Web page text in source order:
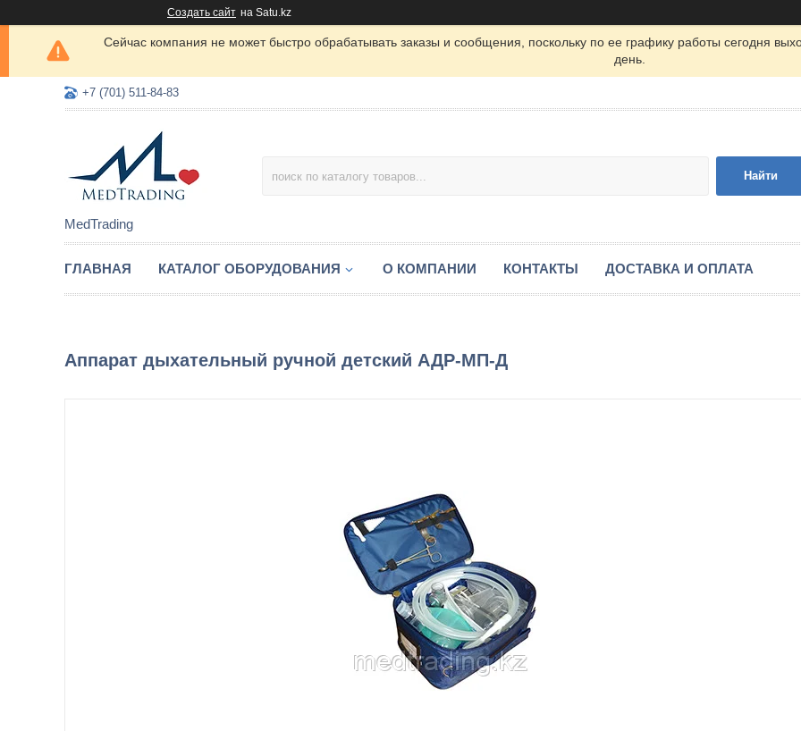
Создать сайт на Satu.kz
Сейчас компания не может быстро обрабатывать заказы и сообщения, поскольку по ее графику работы сегодня
день.
+7 (701) 511-84-83
MedTrading
Найти
ГЛАВНАЯ КАТАЛОГ ОБОРУДОВАНИЯ О КОМПАНИИ КОНТАКТЫ ДОСТАВКА И ОПЛАТА
Аппарат дыхательный ручной детский АДР-МП-Д